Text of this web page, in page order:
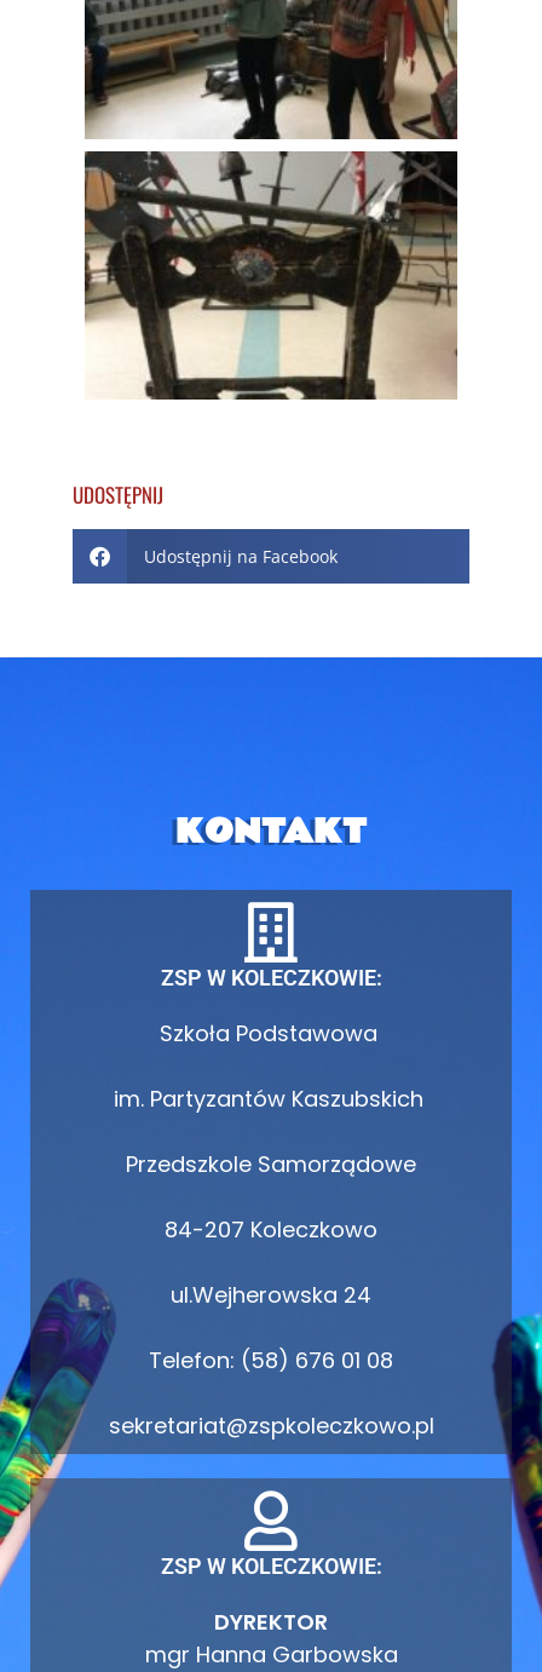
UDOSTĘPNIJ
Udostępnij na Facebook
KONTAKT
ZSP W KOLECZKOWIE:
Szkoła Podstawowa
im. Partyzantów Kaszubskich
Przedszkole Samorządowe
84-207 Koleczkowo
ul.Wejherowska 24
Telefon: (58) 676 01 08
sekretariat@zspkoleczkowo.pl
ZSP W KOLECZKOWIE:
DYREKTOR
mgr Hanna Garbowska